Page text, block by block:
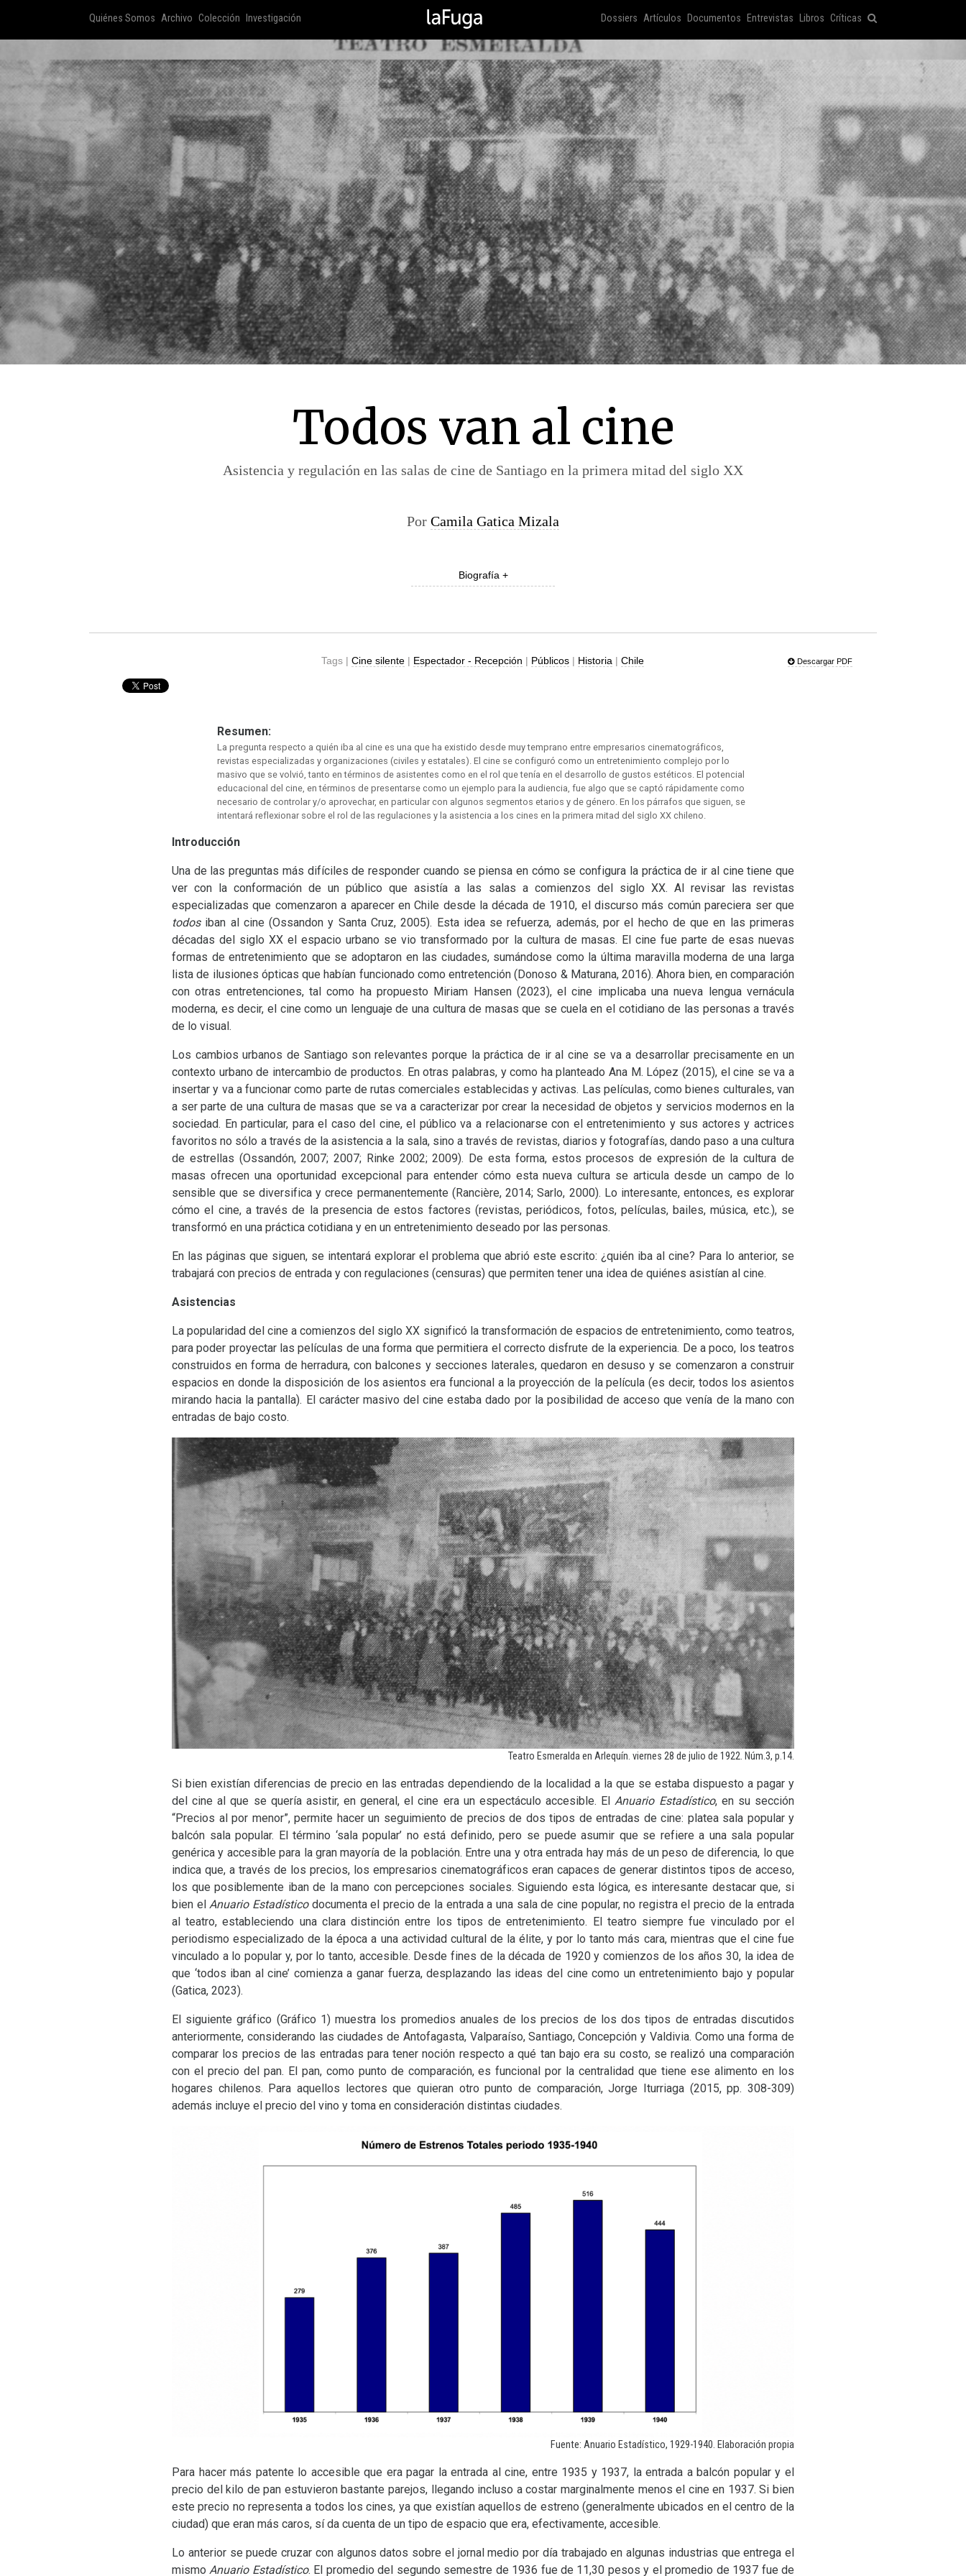
Quiénes Somos Archivo Colección Investigación Dossiers Artículos Documentos Entrevistas Libros Críticas
Todos van al cine
Asistencia y regulación en las salas de cine de Santiago en la primera mitad del siglo XX
Por Camila Gatica Mizala
Biografía +
Tags |Cine silente | Espectador - Recepción | Públicos | Historia |Chile Descargar PDF
Resumen:
La pregunta respecto a quién iba al cine es una que ha existido desde muy temprano entre empresarios cinematográficos,
revistas especializadas y organizaciones (civiles y estatales). El cine se configuró como un entretenimiento complejo por lo
masivo que se volvió, tanto en términos de asistentes como en el rol que tenía en el desarrollo de gustos estéticos. El potencial
educacional del cine, en términos de presentarse como un ejemplo para la audiencia, fue algo que se captó rápidamente como
necesario de controlar y/o aprovechar, en particular con algunos segmentos etarios y de género. En los párrafos que siguen, se
intentará reflexionar sobre el rol de las regulaciones y la asistencia a los cines en la primera mitad del siglo XX chileno.
Introducción
Una de las preguntas más difíciles de responder cuando se piensa en cómo se configura la práctica de ir al cine tiene que
ver con la conformación de un público que asistía a las salas a comienzos del siglo XX. Al revisar las revistas
especializadas que comenzaron a aparecer en Chile desde la década de 1910, el discurso más común pareciera ser que
todosiban al cine (Ossandon y Santa Cruz, 2005). Esta idea se refuerza, además, por el hecho de que en las primeras
décadas del sigloXX el espacio urbano se vio transformado por la cultura de masas. El cine fue parte de esas nuevas
formas de entretenimiento que se adoptaron en las ciudades, sumándose como la última maravilla moderna de una larga
lista de ilusiones ópticas que habían funcionado como entretención (Donoso &Maturana, 2016). Ahora bien, en comparación
con otras entretenciones, tal como ha propuesto Miriam Hansen (2023), el cine implicaba una nueva lengua vernácula
moderna, es decir, el cine como un lenguaje de una cultura de masas que se cuela en el cotidiano de las personas a través
de lo visual.
Los cambios urbanos de Santiago son relevantes porque la práctica de ir al cine se va a desarrollar precisamente en un
contexto urbano de intercambio de productos. En otras palabras, y como ha planteado Ana M. López (2015), el cine se va a
insertar y va a funcionar como parte de rutas comerciales establecidas y activas. Las películas, como bienes culturales, van
a ser parte de una cultura de masas que se va a caracterizar por crear la necesidad de objetos y servicios modernos en la
sociedad. En particular, para el caso del cine, el público va a relacionarse con el entretenimiento y sus actores y actrices
favoritos no sólo a través de la asistencia a la sala, sino a través de revistas, diarios y fotografías, dando paso a una cultura
de estrellas (Ossandón, 2007; 2007; Rinke 2002; 2009). De esta forma, estos procesos de expresión de la cultura de
masas ofrecen una oportunidad excepcional para entender cómo esta nueva cultura se articula desde un campo de lo
sensible que se diversifica y crece permanentemente (Rancière, 2014; Sarlo, 2000). Lo interesante, entonces, es explorar
cómo el cine, a través de la presencia de estos factores (revistas, periódicos, fotos, películas, bailes, música, etc.), se
transformó en una práctica cotidiana y en un entretenimiento deseado por las personas.
En las páginas que siguen, se intentará explorar el problema que abrió este escrito: ¿quién iba al cine? Para lo anterior, se
trabajará con precios de entrada y con regulaciones (censuras) que permiten tener una idea de quiénes asistían al cine.
Asistencias
La popularidad del cine a comienzos del sigloXX significó la transformación de espacios de entretenimiento, como teatros,
para poder proyectar las películas de una forma que permitiera el correcto disfrute de la experiencia. De a poco, los teatros
construidos en forma de herradura, con balcones y secciones laterales, quedaron en desuso y se comenzaron a construir
espacios en donde la disposición de los asientos era funcional a la proyección de la película (es decir, todos los asientos
mirando hacia la pantalla). El carácter masivo del cine estaba dado por la posibilidad de acceso que venía de la mano con
entradas de bajo costo.
Teatro Esmeralda en Arlequín. viernes 28 de julio de 1922. Núm.3, p.14.
Si bien existían diferencias de precio en las entradas dependiendo de la localidad a la que se estaba dispuesto a pagar y
del cine al que se quería asistir, en general, el cine era un espectáculo accesible. ElAnuario Estadístico, en su sección
“Precios al por menor”, permite hacer un seguimiento de precios de dos tipos de entradas de cine: platea sala popular y
balcón sala popular. El término ‘sala popular’ no está definido, pero se puede asumir que se refiere a una sala popular
genérica y accesible para la gran mayoría de la población. Entre una y otra entrada hay más de un peso de diferencia, lo que
indica que, a través de los precios, los empresarios cinematográficos eran capaces de generar distintos tipos de acceso,
los que posiblemente iban de la mano con percepciones sociales. Siguiendo esta lógica, es interesante destacar que, si
bien elAnuario Estadísticodocumenta el precio de la entrada a una sala de cine popular, no registra el precio de la entrada
al teatro, estableciendo una clara distinción entre los tipos de entretenimiento. El teatro siempre fue vinculado por el
periodismo especializado de la época a una actividad cultural de la élite, y por lo tanto más cara, mientras que el cine fue
vinculado a lo popular y, por lo tanto, accesible. Desde fines de la década de 1920 y comienzos de los años 30, la idea de
que ‘todos iban al cine’ comienza a ganar fuerza, desplazando las ideas del cine como un entretenimiento bajo y popular
(Gatica, 2023).
El siguiente gráfico (Gráfico 1) muestra los promedios anuales de los precios de los dos tipos de entradas discutidos
anteriormente, considerando las ciudades de Antofagasta, Valparaíso, Santiago, Concepción y Valdivia. Como una forma de
comparar los precios de las entradas para tener noción respecto a qué tan bajo era su costo, se realizó una comparación
con el precio del pan. El pan, como punto de comparación, es funcional por la centralidad que tiene ese alimento en los
hogares chilenos. Para aquellos lectores que quieran otro punto de comparación, Jorge Iturriaga (2015, pp. 308-309)
además incluye el precio del vino y toma en consideración distintas ciudades.
Fuente: Anuario Estadístico, 1929-1940. Elaboración propia
Para hacer más patente lo accesible que era pagar la entrada al cine, entre 1935 y 1937, la entrada a balcón popular y el
precio del kilo de pan estuvieron bastante parejos, llegando incluso a costar marginalmente menos el cine en 1937. Si bien
este precio no representa a todos los cines, ya que existían aquellos de estreno (generalmente ubicados en el centro de la
ciudad) que eran más caros, sí da cuenta de un tipo de espacio que era, efectivamente, accesible.
Lo anterior se puede cruzar con algunos datos sobre el jornal medio por día trabajado en algunas industrias que entrega el
mismoAnuario Estadístico. El promedio del segundo semestre de 1936 fue de 11,30 pesos y el promedio de 1937 fue de